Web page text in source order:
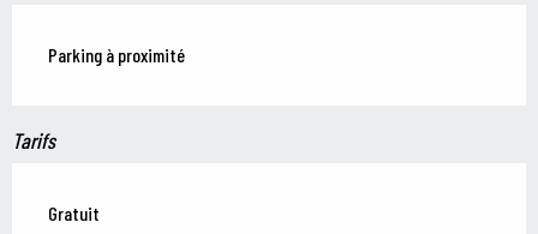
Parking à proximité
Tarifs
Gratuit